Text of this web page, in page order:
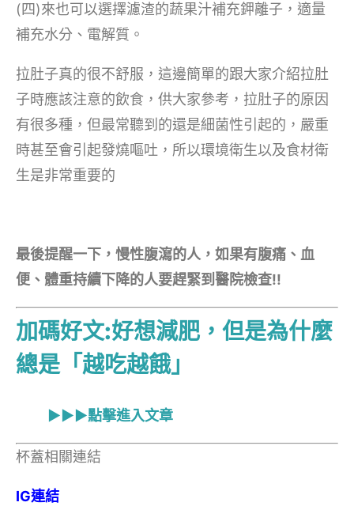
(四)來也可以選擇濾渣的蔬果汁補充鉀離子，適量
補充水分、電解質。
拉肚子真的很不舒服，這邊簡單的跟大家介紹拉肚
子時應該注意的飲食，供大家參考，拉肚子的原因
有很多種，但最常聽到的還是細菌性引起的，嚴重
時甚至會引起發燒嘔吐，所以環境衛生以及食材衛
生是非常重要的
最後提醒一下，慢性腹瀉的人，如果有腹痛、血
便、體重持續下降的人要趕緊到醫院檢查!!
加碼好文:好想減肥，但是為什麼
總是「越吃越餓」
▶▶▶點擊進入文章
杯蓋相關連結
IG連結